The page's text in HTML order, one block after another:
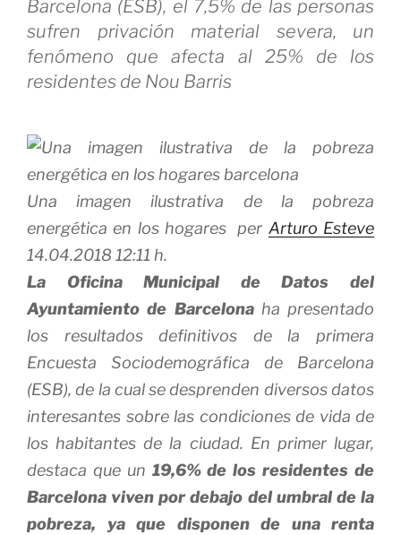
Barcelona (ESB), el 7,5% de las personas
sufren privación material severa, un
fenómeno que afecta al 25% de los
residentes de Nou Barris
Una imagen ilustrativa de la pobreza
energética en los hogares per Arturo Esteve
14.04.2018 12:11 h.
La Oficina Municipal de Datos del
Ayuntamiento de Barcelonaha presentado
los resultados definitivos de la primera
Encuesta Sociodemográfica de Barcelona
(ESB), de la cual se desprenden diversos datos
interesantes sobre las condiciones de vida de
los habitantes de la ciudad. En primer lugar,
destaca que un 19,6% de los residentes de
Barcelona viven por debajo del umbral de la
pobreza, ya que disponen de una renta